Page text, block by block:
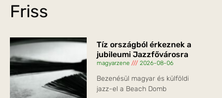
Friss
Tíz országból érkeznek a
jubileumi Jazzfővárosra
magyarzene 2026-08-06
Bezenésül magyar és külföldi
jazz-el a Beach Domb